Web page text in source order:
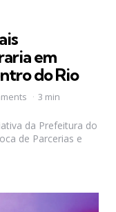
em
do Rio
3 min
da Prefeitura do
de Parcerias e